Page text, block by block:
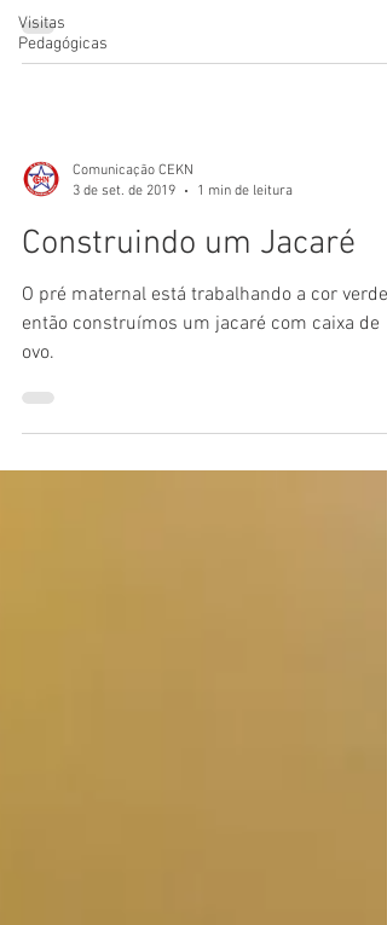
Visitas
Pedagógicas
Comunicação CEKN
3 de set. de 2019
1 min de leitura
Construindo um Jacaré
O pré maternal está trabalhando a cor verde,
então construímos um jacaré com caixa de
ovo.